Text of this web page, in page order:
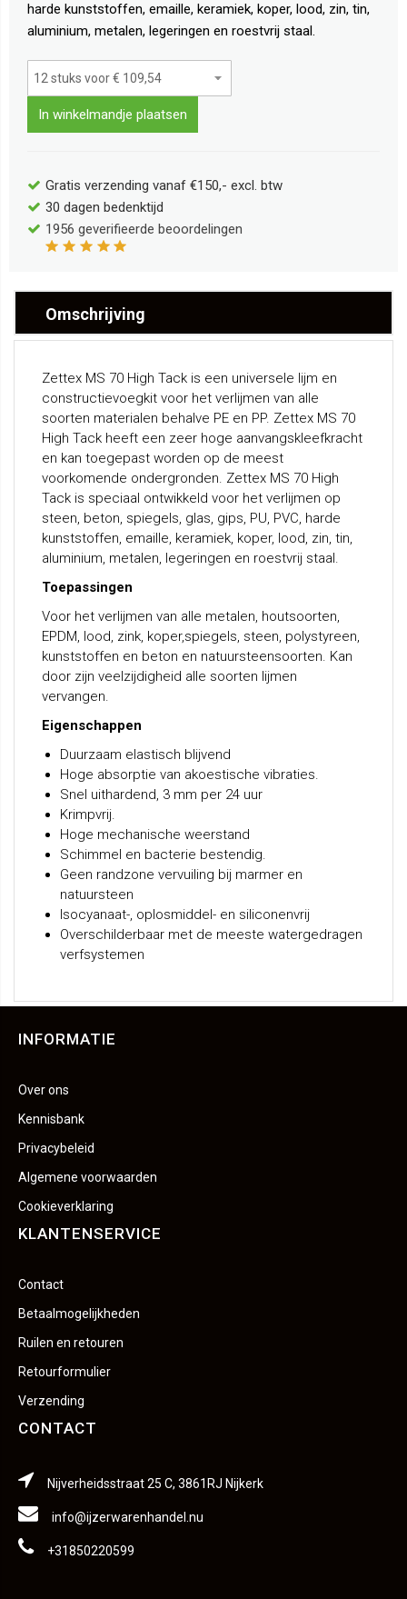
harde kunststoffen, emaille, keramiek, koper, lood, zin, tin,
aluminium, metalen, legeringen en roestvrij staal.
In winkelmandje plaatsen
Gratis verzending vanaf €150,- excl. btw
30 dagen bedenktijd
1956 geverifieerde beoordelingen
Omschrijving
Zettex MS 70 High Tack is een universele lijm en
constructievoegkit voor het verlijmen van alle
soorten materialen behalve PE en PP. Zettex MS 70
High Tack heeft een zeer hoge aanvangskleefkracht
en kan toegepast worden op de meest
voorkomende ondergronden. Zettex MS 70 High
Tack is speciaal ontwikkeld voor het verlijmen op
steen, beton, spiegels, glas, gips, PU, PVC, harde
kunststoffen, emaille, keramiek, koper, lood, zin, tin,
aluminium, metalen, legeringen en roestvrij staal.
Toepassingen
Voor het verlijmen van alle metalen, houtsoorten,
EPDM, lood, zink, koper,spiegels, steen, polystyreen,
kunststoffen en beton en natuursteensoorten. Kan
door zijn veelzijdigheid alle soorten lijmen
vervangen.
Eigenschappen
Duurzaam elastisch blijvend
Hoge absorptie van akoestische vibraties.
Snel uithardend, 3 mm per 24 uur
Krimpvrij.
Hoge mechanische weerstand
Schimmel en bacterie bestendig.
Geen randzone vervuiling bij marmer en
natuursteen
Isocyanaat-, oplosmiddel- en siliconenvrij
Overschilderbaar met de meeste watergedragen
verfsystemen
INFORMATIE
Over ons
Kennisbank
Privacybeleid
Algemene voorwaarden
Cookieverklaring
KLANTENSERVICE
Contact
Betaalmogelijkheden
Ruilen en retouren
Retourformulier
Verzending
CONTACT
Nijverheidsstraat 25 C, 3861RJ Nijkerk
info@ijzerwarenhandel.nu
+31850220599